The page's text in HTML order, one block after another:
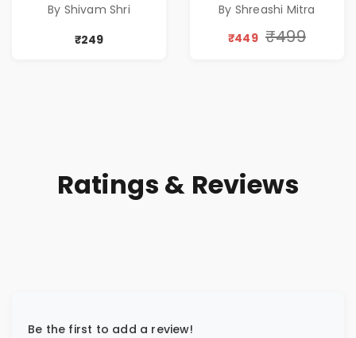
TIME
By Shivam Shri
₹249
Discount
By Shreashi Mitra
₹449 ₹499
Ratings & Reviews
Be the first to add a review!